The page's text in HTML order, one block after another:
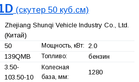
(скутер 50 куб.см)
Zhejiang Shunqi Vehicle Industry Co., Ltd.
(Китай)
50 Мощность, кВт: 2.0
139QMB Топливо: бензин
3.50-
103.50-10
Колесная
база, мм:
1280